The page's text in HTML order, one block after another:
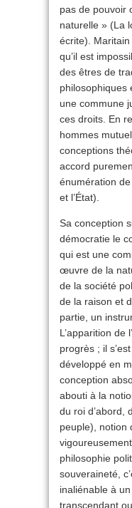
pas de pouvoir
naturelle » (La
écrite).
qu’il est
des êtres de
philosophiques
une commune
ces droits. En
hommes
conceptions
accord
énumération
et l’État).
Sa conception
démocratie le
qui est une
œuvre de la
de la société
de la raison et
partie, un
L’apparition de
progrès ; il
développé en
conception
abouti à la
du roi d’abord,
peuple), notion
philosophie
souveraineté,
inaliénable à
transcendant